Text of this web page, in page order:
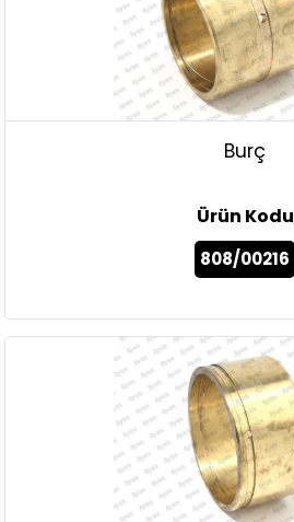
Burç
Ürün Kodu
808/00216